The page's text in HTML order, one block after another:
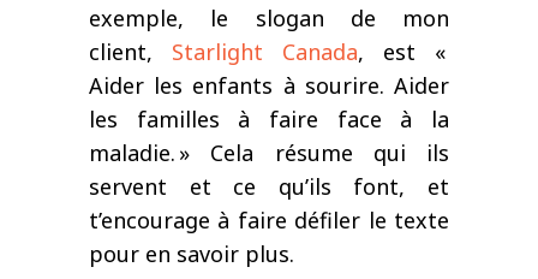
exemple, le slogan de mon
client, Starlight Canada, est «
Aider les enfants à sourire. Aider
les familles à faire face à la
maladie. » Cela résume qui ils
servent et ce qu’ils font, et
t’encourage à faire défiler le texte
pour en savoir plus.